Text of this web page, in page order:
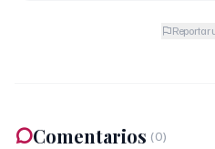
Reportar
Comentarios (0)